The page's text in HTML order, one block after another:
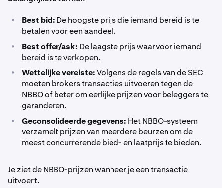
• Best bid: De hoogste prijs die iemand bereid is te
betalen voor een aandeel.
• Best offer/ask: De laagste prijs waarvoor iemand
bereid is te verkopen.
• Wettelijke vereiste:Volgens de regels van de SEC
moeten brokers transacties uitvoeren tegen de
NBBO of beter om eerlijke prijzen voor beleggers te
garanderen.
• Geconsolideerde gegevens: Het NBBO-systeem
verzamelt prijzen van meerdere beurzen om de
meest concurrerende bied- en laatprijs te bieden.
Je ziet de NBBO-prijzen wanneer je een transactie
uitvoert.